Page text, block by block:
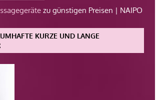
zu günstigen Preisen | NAIPO
KURZE UND LANGE